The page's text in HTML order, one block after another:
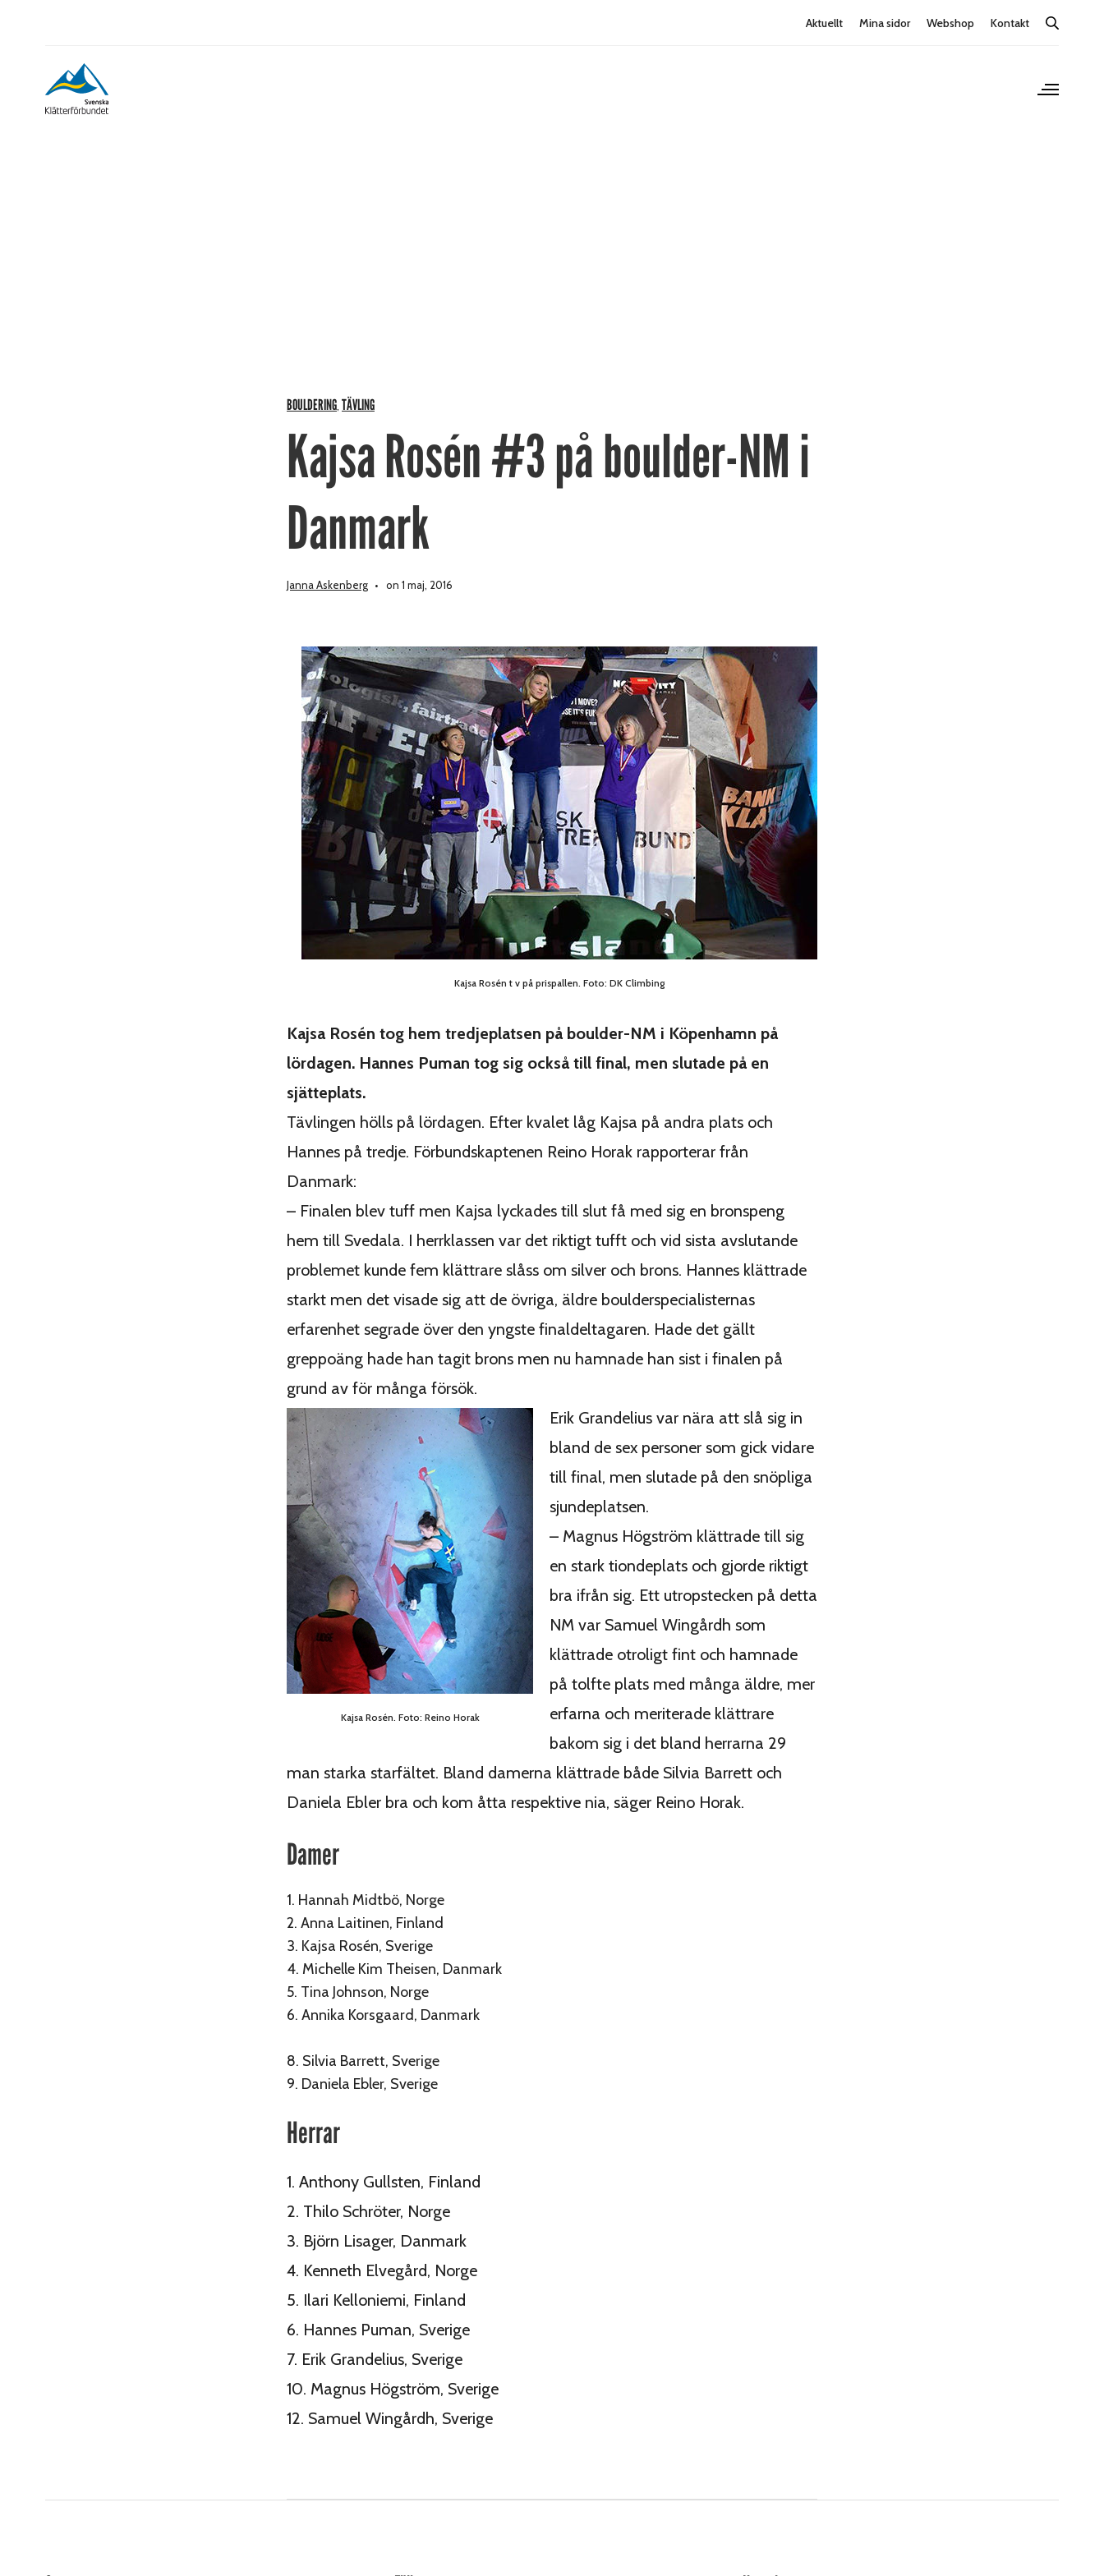
Aktuellt Mina sidor Webshop Kontakt
BOULDERING, TÄVLING
Kajsa Rosén #3 på boulder-NM i
Danmark
Janna Askenberg on 1 maj, 2016
Kajsa Rosén t v på prispallen. Foto: DK Climbing
Kajsa Rosén tog hem tredjeplatsen på boulder-NM i Köpenhamn på
lördagen. Hannes Puman tog sig också till final, men slutade på en
sjätteplats.
Tävlingen hölls på lördagen. Efter kvalet låg Kajsa på andra plats och
Hannes på tredje. Förbundskaptenen Reino Horak rapporterar från
Danmark:
– Finalen blev tuff men Kajsa lyckades till slut få med sig en bronspeng
hem till Svedala. I herrklassen var det riktigt tufft och vid sista avslutande
problemet kunde fem klättrare slåss om silver och brons. Hannes klättrade
starkt men det visade sig att de övriga, äldre boulderspecialisternas
erfarenhet segrade över den yngste finaldeltagaren. Hade det gällt
greppoäng hade han tagit brons men nu hamnade han sist i finalen på
grund av för många försök.
Kajsa Rosén. Foto: Reino Horak
Erik Grandelius var nära att slå sig in
bland de sex personer som gick vidare
till final, men slutade på den snöpliga
sjundeplatsen.
– Magnus Högström klättrade till sig
en stark tiondeplats och gjorde riktigt
bra ifrån sig. Ett utropstecken på detta
NM var Samuel Wingårdh som
klättrade otroligt fint och hamnade
på tolfte plats med många äldre, mer
erfarna och meriterade klättrare
bakom sig i det bland herrarna 29
man starka starfältet. Bland damerna klättrade både Silvia Barrett och
Daniela Ebler bra och kom åtta respektive nia, säger Reino Horak.
Damer
1. Hannah Midtbö, Norge
2. Anna Laitinen, Finland
3. Kajsa Rosén, Sverige
4. Michelle Kim Theisen, Danmark
5. Tina Johnson, Norge
6. Annika Korsgaard, Danmark
8. Silvia Barrett, Sverige
9. Daniela Ebler, Sverige
Herrar
1. Anthony Gullsten, Finland
2. Thilo Schröter, Norge
3. Björn Lisager, Danmark
4. Kenneth Elvegård, Norge
5. Ilari Kelloniemi, Finland
6. Hannes Puman, Sverige
7. Erik Grandelius, Sverige
10. Magnus Högström, Sverige
12. Samuel Wingårdh, Sverige